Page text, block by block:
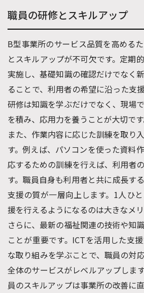
職員の研修とスキルアップ
B型事業所のサービス品質を高める
とスキルアップが不可欠です。定期
実施し、基礎知識の確認だけでなく
ることで、利用者の希望に沿った支
研修は知識を学ぶだけでなく、現場
を積み、応用力を養うことが大切です
また、作業内容に応じた訓練を取り
す。例えば、パソコンを使った資料
応するための訓練を行えば、利用者
す。職員自身も利用者と共に成長す
支援の質が一層向上します。1人ひ
援を行えるようになるのは大きなメリ
さらに、最新の福祉関連の技術や知
ことが重要です。ICTを活用した支
な取り組みを学ぶことで、職員の対
全体のサービスがレベルアップしま
員のスキルアップは事業所の改善に